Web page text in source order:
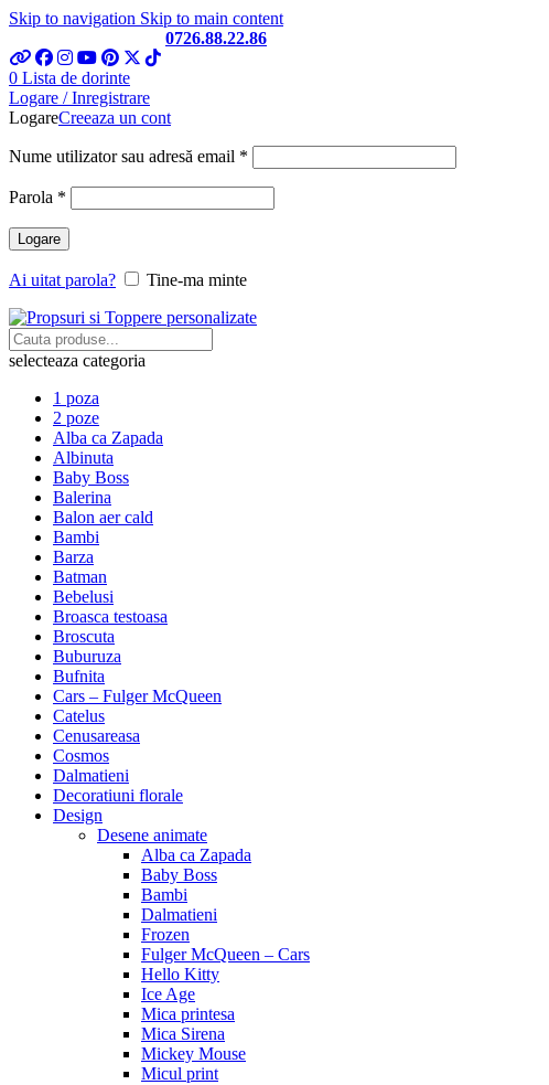
Skip to navigation Skip to main content
0726.88.22.86
0 Lista de dorinte
Logare / Inregistrare
LogareCreeaza un cont
Nume utilizator sau adresă email *
Parola *
Logare
Ai uitat parola? Tine-ma minte
selecteaza categoria
1 poza
2 poze
Alba ca Zapada
Albinuta
Baby Boss
Balerina
Balon aer cald
Bambi
Barza
Batman
Bebelusi
Broasca testoasa
Broscuta
Buburuza
Bufnita
Cars – Fulger McQueen
Catelus
Cenusareasa
Cosmos
Dalmatieni
Decoratiuni florale
Design
Desene animate
Alba ca Zapada
Baby Boss
Bambi
Dalmatieni
Frozen
Fulger McQueen – Cars
Hello Kitty
Ice Age
Mica printesa
Mica Sirena
Mickey Mouse
Micul print